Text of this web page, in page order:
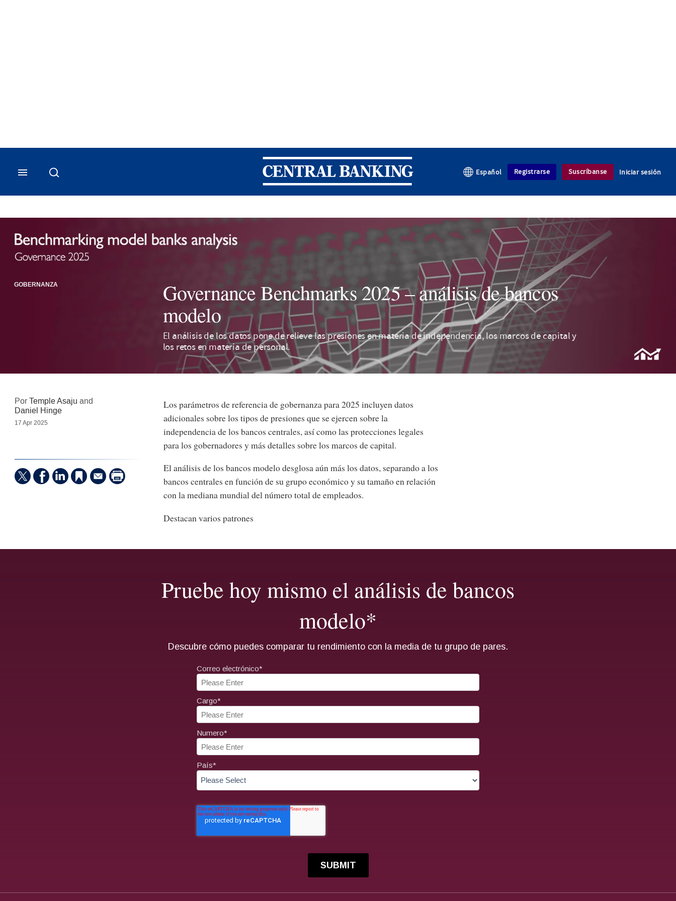
Central Banking
Español Registrarse Suscríbanse Iniciar sesión
GOBERNANZA
Governance Benchmarks 2025 – análisis de bancos
modelo
El análisis de los datos pone de relieve las presiones en materia de independencia, los marcos de capital y
los retos en materia de personal.
PorTemple Asaju and
Daniel Hinge
17 Apr 2025
Los parámetros de referencia de gobernanza para 2025 incluyen datos
adicionales sobre los tipos de presiones que se ejercen sobre la
independencia de los bancos centrales, así como las protecciones legales
para los gobernadores y más detalles sobre los marcos de capital.
El análisis de los bancos modelo desglosa aún más los datos, separando a los
bancos centrales en función de su grupo económico y su tamaño en relación
con la mediana mundial del número total de empleados.
Destacan varios patrones